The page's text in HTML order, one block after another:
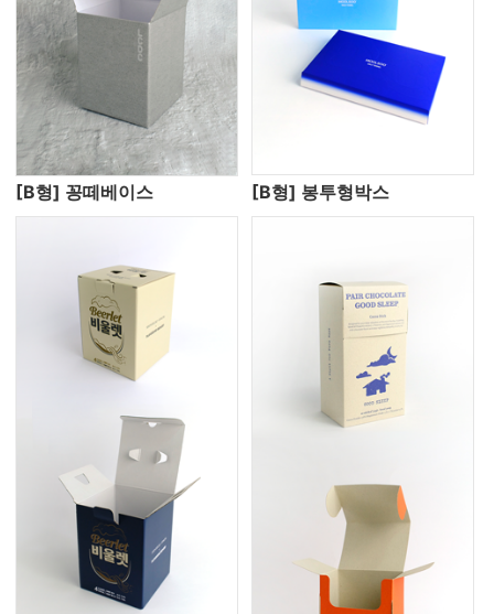
[B형] 꽁떼베이스 [B형] 봉투형박스